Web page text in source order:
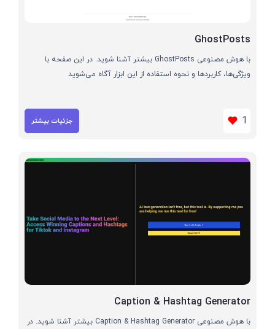
GhostPosts
با هوش مصنوعی GhostPosts بیشتر آشنا شوید. در این صفحه با
ویژگی‌ها، کاربردها و نحوه استفاده از این ابزار آگاه می‌شوید
1 جزئیات بیشتر
Caption & Hashtag Generator
با هوش مصنوعی Caption & Hashtag Generator بیشتر آشنا شوید. در